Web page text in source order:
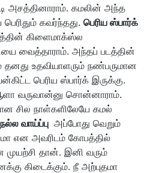
அசத்தினாராம். கமலின் அந்த
கவர்ந்தது. பெரிய ஸ்பார்க்
கிளைமாக்ஸ்ல
வைத்தாராம். அந்தப் படத்தின்
தனது உதவியாளரும் நண்பருமான
பெரிய ஸ்பார்க் இருக்கு.
வருவான்னு சொன்னாராம்.
சில நாள்களிலேயே கமல்
நல்ல வாய்ப்பு அப்போது வெறும்
என அவரிடம் கோபத்தில்
தான். இனி வரும்
கிடைக்கும். நீ அற்புதமா